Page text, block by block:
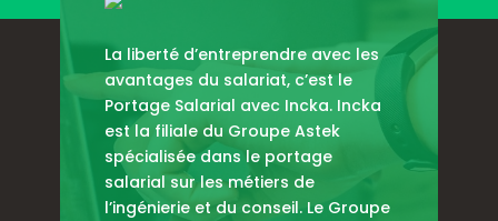
La liberté d’entreprendre avec les
avantages du salariat, c’est le
Portage Salarial avec Incka. Incka
est la filiale du Groupe Astek
spécialisée dans le portage
salarial sur les métiers de
l’ingénierie et du conseil. Le Groupe